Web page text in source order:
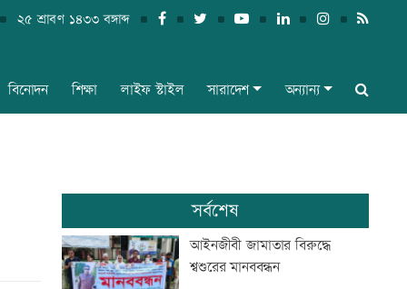
২৫ শ্রাবণ ১৪৩৩ বঙ্গাব্দ
বিনোদন শিক্ষা লাইফ স্টাইল সারাদেশ অন্যান্য
সর্বশেষ
আইনজীবী জামাতার বিরুদ্ধে
শ্বশুরের মানববন্ধন